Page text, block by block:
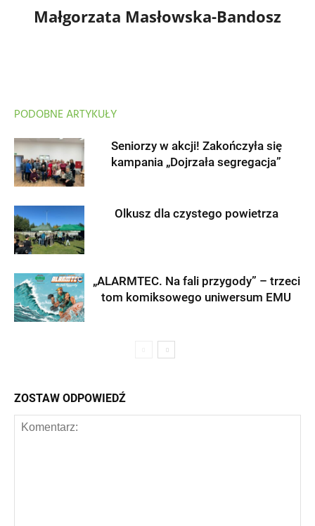
Małgorzata Masłowska-Bandosz
PODOBNE ARTYKUŁY
Seniorzy w akcji! Zakończyła się
kampania „Dojrzała segregacja”
Olkusz dla czystego powietrza
„ALARMTEC. Na fali przygody” – trzeci
tom komiksowego uniwersum EMU
ZOSTAW ODPOWIEDŹ